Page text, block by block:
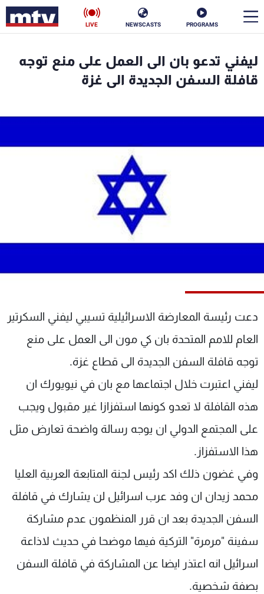
PROGRAMS
NEWSCASTS
LIVE
ليفني تدعو بان الى العمل على منع توجه
قافلة السفن الجديدة الى غزة
دعت رئيسة المعارضة الاسرائيلية تسيبي ليفني السكرتير
العام للامم المتحدة بان كي مون الى العمل على منع
توجه قافلة السفن الجديدة الى قطاع غزة.
ليفني اعتبرت خلال اجتماعها مع بان في نيويورك ان
هذه القافلة لا تعدو كونها استفزازا غير مقبول ويجب
على المجتمع الدولي ان يوجه رسالة واضحة تعارض مثل
هذا الاستفزاز.
وفي غضون ذلك اكد رئيس لجنة المتابعة العربية العليا
محمد زيدان ان وفد عرب اسرائيل لن يشارك في قافلة
السفن الجديدة بعد ان قرر المنظمون عدم مشاركة
سفينة "مرمرة" التركية فيها موضحا في حديث لاذاعة
اسرائيل انه اعتذر ايضا عن المشاركة في قافلة السفن
بصفة شخصية.
الأخبار
رياضة
البرامج
شاهد البرامج
الترددات
الإنـتـاج
لاعلاناتكم
تواصل معنا
شروط الإسـتخدام
سياسة الخصوصية